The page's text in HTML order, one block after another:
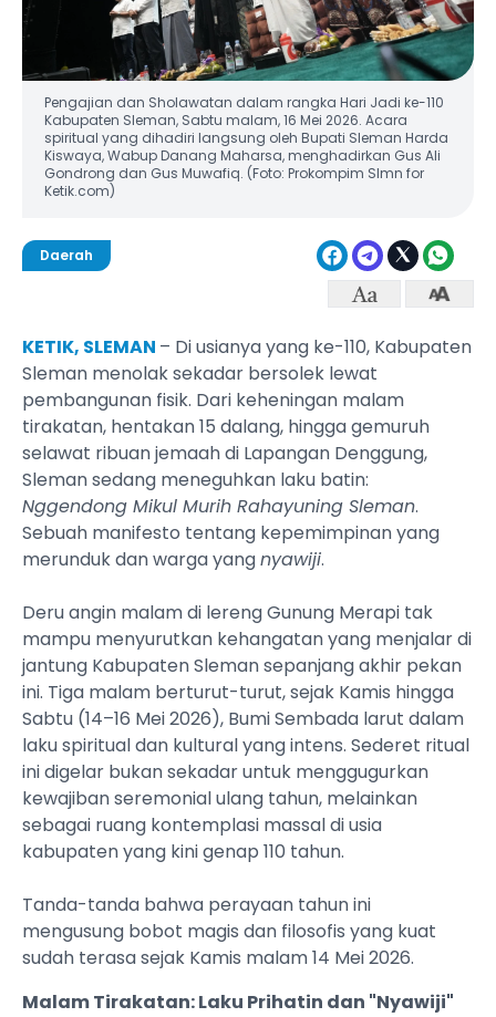
Pengajian dan Sholawatan dalam rangka Hari Jadi ke-110
Kabupaten Sleman, Sabtu malam, 16 Mei 2026. Acara
spiritual yang dihadiri langsung oleh Bupati Sleman Harda
Kiswaya, Wabup Danang Maharsa, menghadirkan Gus Ali
Gondrong dan Gus Muwafiq. (Foto: Prokompim Slmn for
Ketik.com)
Daerah
KETIK, SLEMAN – Di usianya yang ke-110, Kabupaten
Sleman menolak sekadar bersolek lewat
pembangunan fisik. Dari keheningan malam
tirakatan, hentakan 15 dalang, hingga gemuruh
selawat ribuan jemaah di Lapangan Denggung,
Sleman sedang meneguhkan laku batin:
Nggendong Mikul Murih Rahayuning Sleman.
Sebuah manifesto tentang kepemimpinan yang
merunduk dan warga yangnyawiji.
Deru angin malam di lereng Gunung Merapi tak
mampu menyurutkan kehangatan yang menjalar di
jantung Kabupaten Sleman sepanjang akhir pekan
ini. Tiga malam berturut-turut, sejak Kamis hingga
Sabtu (14–16 Mei 2026), Bumi Sembada larut dalam
laku spiritual dan kultural yang intens. Sederet ritual
ini digelar bukan sekadar untuk menggugurkan
kewajiban seremonial ulang tahun, melainkan
sebagai ruang kontemplasi massal di usia
kabupaten yang kini genap 110 tahun.
Tanda-tanda bahwa perayaan tahun ini
mengusung bobot magis dan filosofis yang kuat
sudah terasa sejak Kamis malam 14 Mei 2026.
Malam Tirakatan: Laku Prihatin dan "Nyawiji"